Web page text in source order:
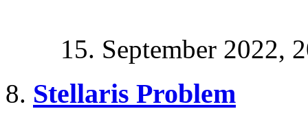
15. September 2022,
Stellaris Problem